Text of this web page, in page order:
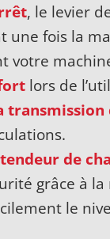
, le levier
une fois la
votre
lors de
tendeur de
grâce à
le